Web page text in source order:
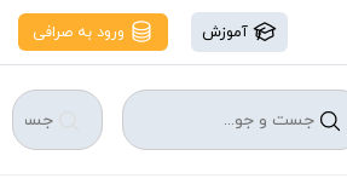
آموزش ورود به صرافی